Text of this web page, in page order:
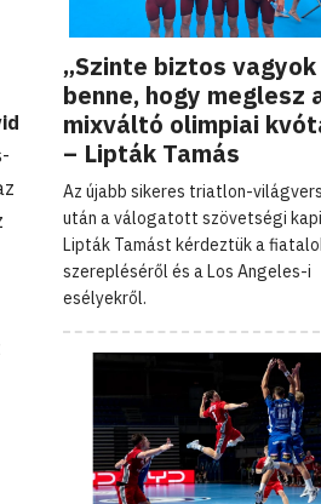
„Szinte biztos vagyok
benne, hogy meglesz
mixváltó olimpiai
– Lipták Tamás
Az újabb sikeres triatlon-
után a válogatott szövetségi
Lipták Tamást kérdeztük a
szerepléséről és a Los Angeles-i
esélyekről.